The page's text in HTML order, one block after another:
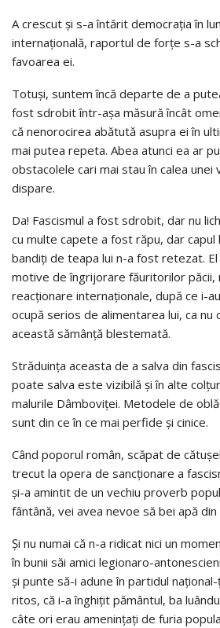
A crescut și s-a întărit democrația în
internațională, raportul de forțe s-a
favoarea ei.
Totuși, suntem încă departe de a
fost sdrobit într-așa măsură încât
că nenorocirea abătută asupra ei în
mai putea repeta. Abea atunci ea ar
obstacolele cari mai stau în calea unei
dispare.
Da! Fascismul a fost sdrobit, dar nu
cu multe capete a fost răpu, dar capul
bandiți de teapa lui n-a fost retezat.
motive de îngrijorare făuritorilor păcii,
reacționare internaționale, după ce i-
ocupă serios de alimentarea lui, ca nu
această sămânță blestemată.
Străduința aceasta de a salva din
poate salva este vizibilă și în alte
malurile Dâmboviței. Metodele de
sunt din ce în ce mai perfide și cinice.
Când poporul român, scăpat de
trecut la opera de sancționare a
și-a amintit de un vechiu proverb
fântână, vei avea nevoe să bei apă din
Și nu numai că n-a ridicat nici un
în bunii săi amici legionaro-
și punte să-i adune în partidul
ritos, că i-a înghițit pământul, ba
câte ori erau amenințați de furia